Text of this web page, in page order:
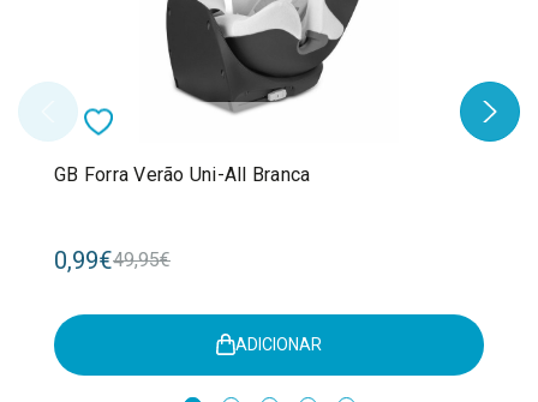
GB Forra Verão Uni-All Branca
0,99€49,95€
ADICIONAR